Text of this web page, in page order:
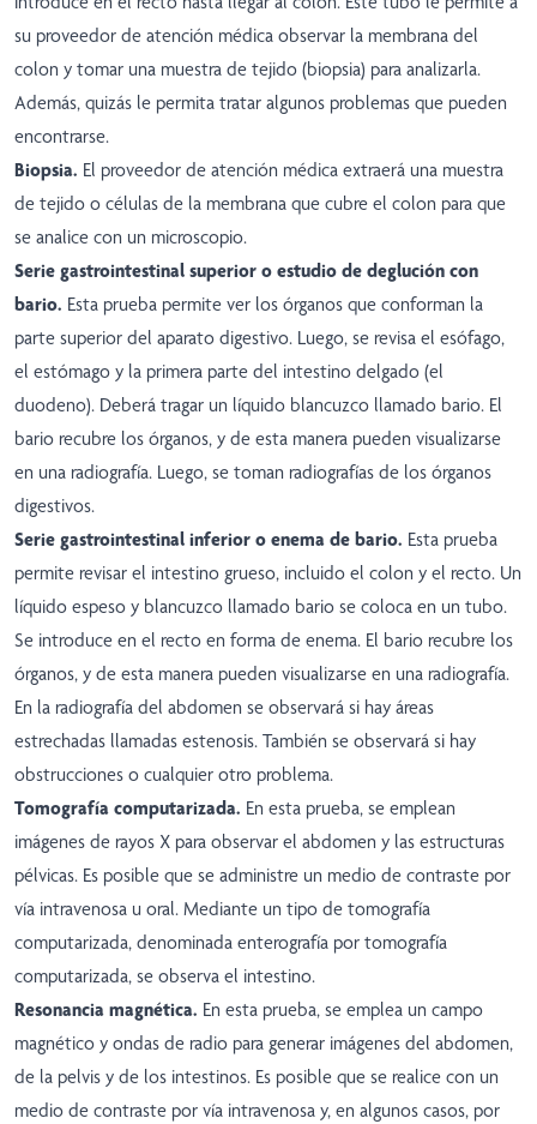
su proveedor de atención médica observar la membrana del
colon y tomar una muestra de tejido (biopsia) para analizarla.
Además, quizás le permita tratar algunos problemas que pueden
encontrarse.
Biopsia. El proveedor de atención médica extraerá una muestra
de tejido o células de la membrana que cubre el colon para que
se analice con un microscopio.
Serie gastrointestinal superior o estudio de deglución con
bario. Esta prueba permite ver los órganos que conforman la
parte superior del aparato digestivo. Luego, se revisa el esófago,
el estómago y la primera parte del intestino delgado (el
duodeno). Deberá tragar un líquido blancuzco llamado bario. El
bario recubre los órganos, y de esta manera pueden visualizarse
en una radiografía. Luego, se toman radiografías de los órganos
digestivos.
Serie gastrointestinal inferior o enema de bario. Esta prueba
permite revisar el intestino grueso, incluido el colon y el recto. Un
líquido espeso y blancuzco llamado bario se coloca en un tubo.
Se introduce en el recto en forma de enema. El bario recubre los
órganos, y de esta manera pueden visualizarse en una radiografía.
En la radiografía del abdomen se observará si hay áreas
estrechadas llamadas estenosis. También se observará si hay
obstrucciones o cualquier otro problema.
Tomografía computarizada. En esta prueba, se emplean
imágenes de rayos X para observar el abdomen y las estructuras
pélvicas. Es posible que se administre un medio de contraste por
vía intravenosa u oral. Mediante un tipo de tomografía
computarizada, denominada enterografía por tomografía
computarizada, se observa el intestino.
Resonancia magnética. En esta prueba, se emplea un campo
magnético y ondas de radio para generar imágenes del abdomen,
de la pelvis y de los intestinos. Es posible que se realice con un
medio de contraste por vía intravenosa y, en algunos casos, por